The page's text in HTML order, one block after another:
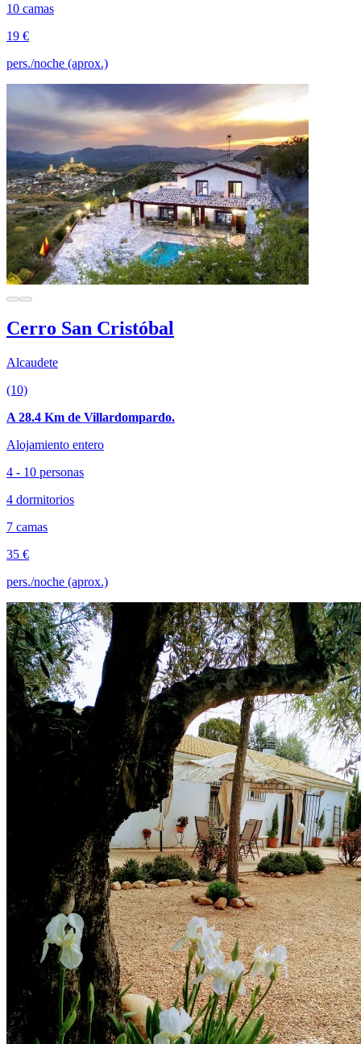
10 camas
19 €
pers./noche (aprox.)
Cerro San Cristóbal
Alcaudete
(10)
A 28.4 Km de Villardompardo.
Alojamiento entero
4 - 10 personas
4 dormitorios
7 camas
35 €
pers./noche (aprox.)